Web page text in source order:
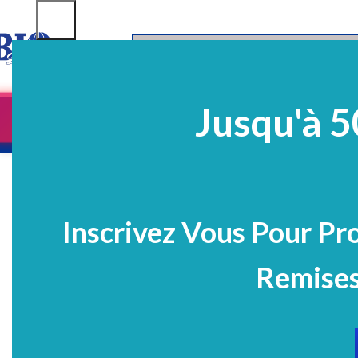
Jusqu'à
Inscrivez Vous Pour
EquipementsEQ Médico-Dentaires